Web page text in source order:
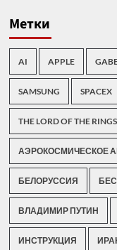
Метки
AI APPLE
SAMSUNG SPACEX
THE LORD OF THE RINGS
АЭРОКОСМИЧЕСКОЕ
БЕЛОРУССИЯ
ВЛАДИМИР ПУТИН
ИНСТРУКЦИЯ